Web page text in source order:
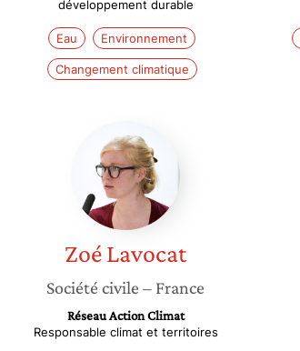
développement durable
Eau Environnement
Changement climatique
Lavocat
ZoéLavocat
Société civile – France
Réseau Action Climat
Responsable climat et territoires